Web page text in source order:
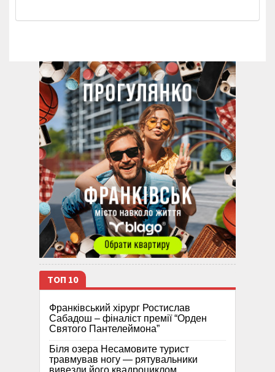
ТОП 10
Франківський хірург Ростислав
Сабадош – фіналіст премії “Орден
Святого Пантелеймона”
Біля озера Несамовите турист
травмував ногу — рятувальники